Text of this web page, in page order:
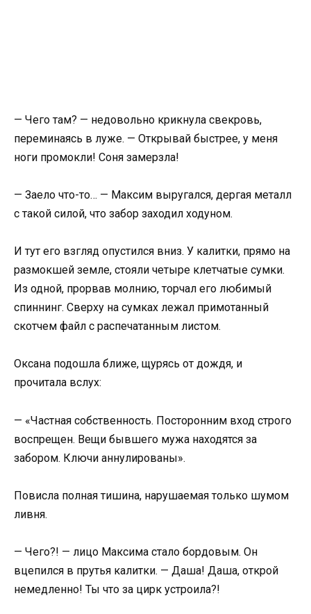
— Чего там? — недовольно крикнула свекровь,
переминаясь в луже. — Открывай быстрее, у меня
ноги промокли! Соня замерзла!
— Заело что-то… — Максим выругался, дергая металл
с такой силой, что забор заходил ходуном.
И тут его взгляд опустился вниз. У калитки, прямо на
размокшей земле, стояли четыре клетчатые сумки.
Из одной, прорвав молнию, торчал его любимый
спиннинг. Сверху на сумках лежал примотанный
скотчем файл с распечатанным листом.
Оксана подошла ближе, щурясь от дождя, и
прочитала вслух:
— «Частная собственность. Посторонним вход строго
воспрещен. Вещи бывшего мужа находятся за
забором. Ключи аннулированы».
Повисла полная тишина, нарушаемая только шумом
ливня.
— Чего?! — лицо Максима стало бордовым. Он
вцепился в прутья калитки. — Даша! Даша, открой
немедленно! Ты что за цирк устроила?!